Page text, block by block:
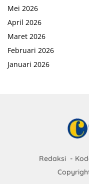
Mei 2026
April 2026
Maret 2026
Februari 2026
Januari 2026
Redaksi